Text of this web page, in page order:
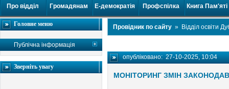
Про відділ Громадянам Е-демократія Профспілка Книга Пам'яті
Головне меню
Публічна інформація
Зверніть увагу
Провідник по сайту » Відділ освіти
опубліковано:27-10-2025, 10:04
МОНІТОРИНГ ЗМІН